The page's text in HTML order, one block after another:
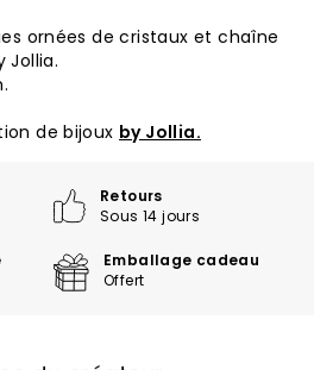
ornées de cristaux et chaîne
Jollia.
de bijoux by Jollia.
Retours
Sous 14 jours
Emballage cadeau
Offert